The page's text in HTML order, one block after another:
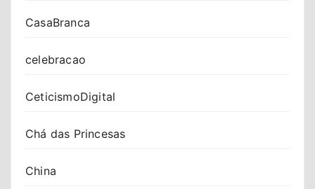
CasaBranca
celebracao
CeticismoDigital
Chá das Princesas
China